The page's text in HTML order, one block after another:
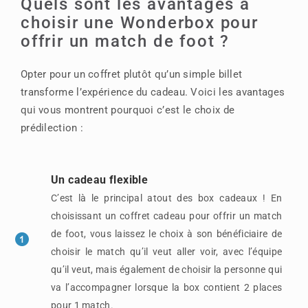
choisir une Wonderbox pour
offrir un match de foot ?
Opter pour un coffret plutôt qu’un simple billet
transforme l’expérience du cadeau. Voici les avantages
qui vous montrent pourquoi c’est le choix de
prédilection :
Un cadeau flexible
C’est là le principal atout des box cadeaux ! En
choisissant un coffret cadeau pour offrir un match
de foot, vous laissez le choix à son bénéficiaire de
choisir le match qu’il veut aller voir, avec l’équipe
qu’il veut, mais également de choisir la personne qui
va l’accompagner lorsque la box contient 2 places
pour 1 match.